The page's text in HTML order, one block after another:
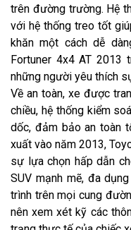
trên đường trường. Hệ
với hệ thống treo tốt
khăn một cách dễ
Fortuner 4x4 AT 2013
những người yêu thích
Về an toàn, xe được
chiều, hệ thống kiểm
dốc, đảm bảo an toàn
xuất vào năm 2013,
sự lựa chọn hấp dẫn
SUV mạnh mẽ, đa
trình trên mọi cung
nên xem xét kỹ các